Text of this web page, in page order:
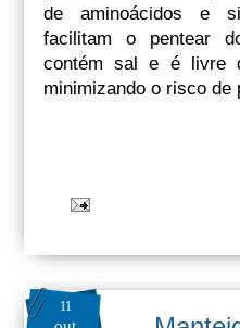
de aminoácidos e
facilitam o pentear
contém sal e é livre
minimizando o risco de
11